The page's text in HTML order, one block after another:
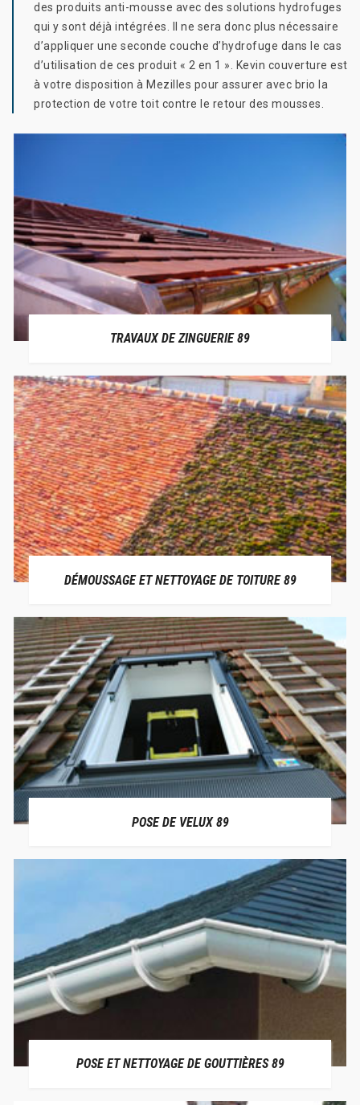
des produits anti-mousse avec des solutions hydrofuges
qui y sont déjà intégrées. Il ne sera donc plus nécessaire
d’appliquer une seconde couche d’hydrofuge dans le cas
d’utilisation de ces produit « 2 en 1 ». Kevin couverture est
à votre disposition à Mezilles pour assurer avec brio la
protection de votre toit contre le retour des mousses.
TRAVAUX DE ZINGUERIE 89
DÉMOUSSAGE ET NETTOYAGE DE TOITURE 89
POSE DE VELUX 89
POSE ET NETTOYAGE DE GOUTTIÈRES 89